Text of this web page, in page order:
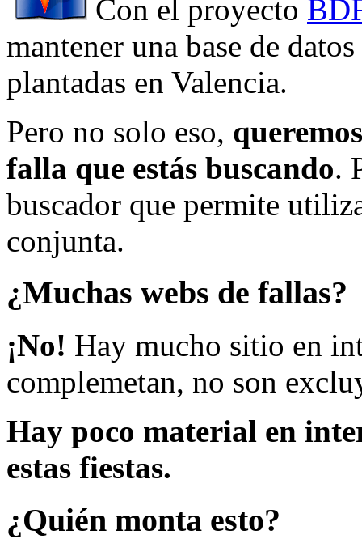
Con el proyecto
mantener una base de
plantadas en Valencia.
Pero no solo eso,
falla que estás buscando.
buscador que permite
conjunta.
¿Muchas webs de fallas?
¡No! Hay mucho sitio en
complemetan, no son
Hay poco material en
estas fiestas.
¿Quién monta esto?